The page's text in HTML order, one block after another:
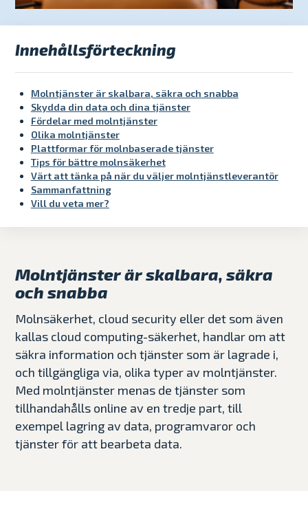
Innehållsförteckning
Molntjänster är skalbara, säkra och snabba
Skydda din data och dina tjänster
Fördelar med molntjänster
Olika molntjänster
Plattformar för molnbaserade tjänster
Tips för bättre molnsäkerhet
Värt att tänka på när du väljer molntjänstleverantör
Sammanfattning
Vill du veta mer?
Molntjänster är skalbara, säkra
och snabba
Molnsäkerhet, cloud security eller det som även
kallas cloud computing-säkerhet, handlar om att
säkra information och tjänster som är lagrade i,
och tillgängliga via, olika typer av molntjänster.
Med molntjänster menas de tjänster som
tillhandahålls online av en tredje part, till
exempel lagring av data, programvaror och
tjänster för att bearbeta data.